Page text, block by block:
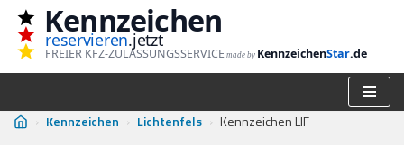
Zum
Inhalt
Kennzeichen
reservieren.jetzt
FREIER KFZ-ZULASSUNGSSERVICE made by KennzeichenStar.de
› Kennzeichen › Lichtenfels › Kennzeichen LIF